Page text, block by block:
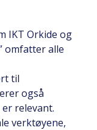
IKT Orkide og
omfatter alle
til
også
relevant.
verktøyene,